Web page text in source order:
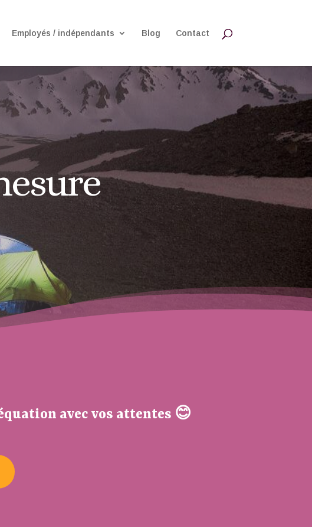
Employés / indépendants Blog Contact
avec vos attentes 😊